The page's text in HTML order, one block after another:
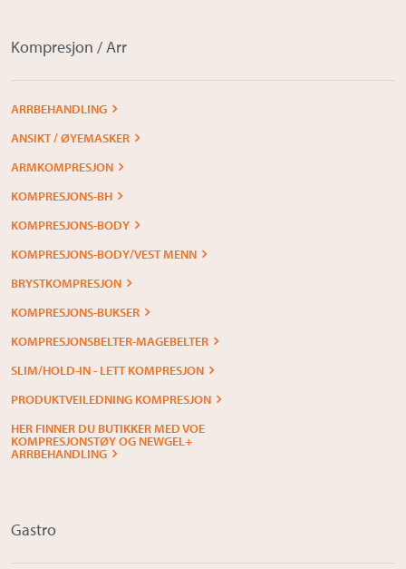
Kompresjon / Arr
ARRBEHANDLING
ANSIKT / ØYEMASKER
ARMKOMPRESJON
KOMPRESJONS-BH
KOMPRESJONS-BODY
KOMPRESJONS-BODY/VEST MENN
BRYSTKOMPRESJON
KOMPRESJONS-BUKSER
KOMPRESJONSBELTER-MAGEBELTER
SLIM/HOLD-IN - LETT KOMPRESJON
PRODUKTVEILEDNING KOMPRESJON
HER FINNER DU BUTIKKER MED VOE
KOMPRESJONSTØY OG NEWGEL+
ARRBEHANDLING
Gastro